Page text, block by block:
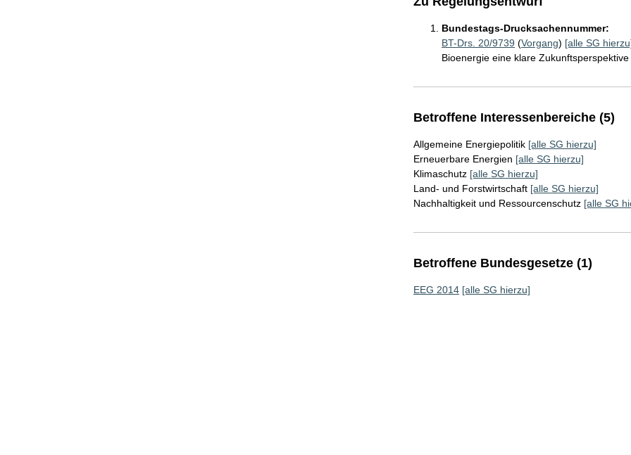
Bundestags-Drucksachennummer:
BT-Drs. 20/9739 (Vorgang) [alle SG
Bioenergie eine klare
Betroffene Interessenbereiche (5)
Allgemeine Energiepolitik [alle SG hierzu]
Erneuerbare Energien [alle SG hierzu]
Klimaschutz [alle SG hierzu]
Land- und Forstwirtschaft [alle SG hierzu]
Nachhaltigkeit und Ressourcenschutz [alle SG
Betroffene Bundesgesetze (1)
EEG 2014 [alle SG hierzu]